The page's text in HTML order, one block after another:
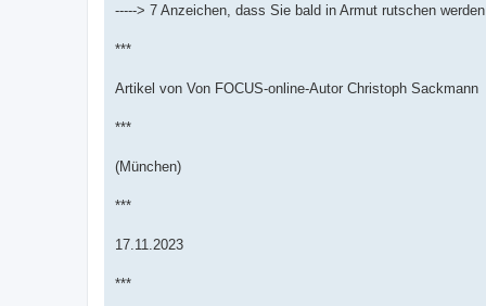
-----> 7 Anzeichen, dass Sie bald in Armut rutschen werden
***
Artikel von Von FOCUS-online-Autor Christoph Sackmann
***
(München)
***
17.11.2023
***